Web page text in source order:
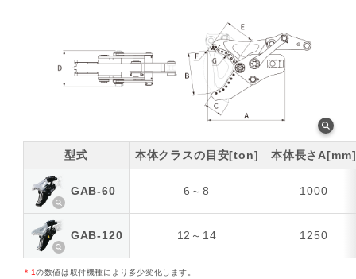
型式 本体クラスの目安[ton] 本体長さA[mm]
GAB-60 6～8 1000
GAB-120 12～14 1250
＊1の数値は取付機種により多少変化します。